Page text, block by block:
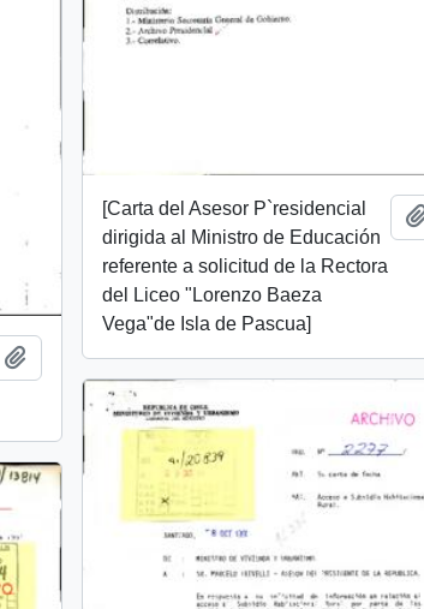
[Carta del Asesor P`residencial
dirigida al Ministro de Educación
referente a solicitud de la Rectora
del Liceo "Lorenzo Baeza
Vega"de Isla de Pascua]
Añadir al portapapeles